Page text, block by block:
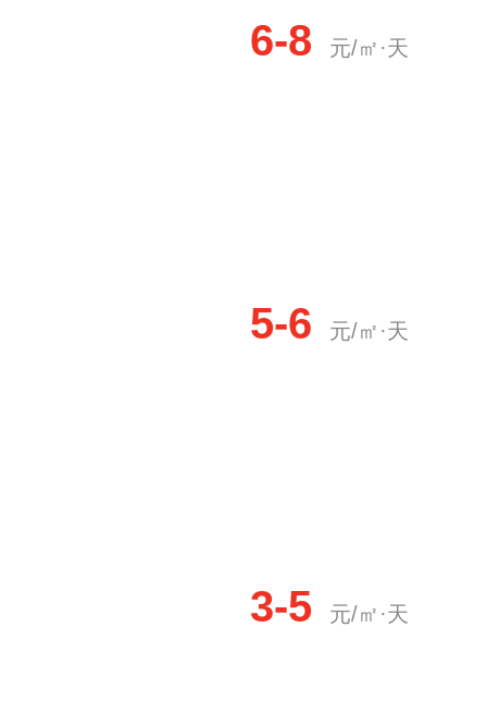
6-8 元/㎡·天
5-6 元/㎡·天
3-5 元/㎡·天